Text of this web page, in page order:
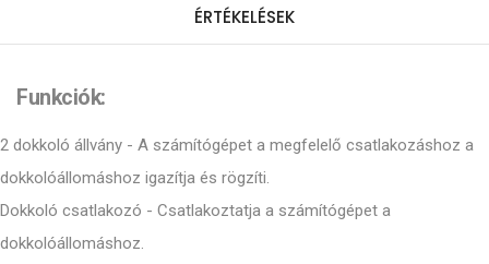
g
ÉRTÉKELÉSEK
Funkciók:
2 dokkoló állvány - A számítógépet a megfelelő csatlakozáshoz a
dokkolóállomáshoz igazítja és rögzíti.
Dokkoló csatlakozó - Csatlakoztatja a számítógépet a
dokkolóállomáshoz.